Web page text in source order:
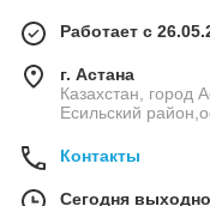
Работает с
г. Астана
Казахстан, город
Есильский
Контакты
Сегодня